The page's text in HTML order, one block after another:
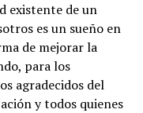
existente de un
es un sueño en
de mejorar la
para los
agradecidos del
y todos quienes